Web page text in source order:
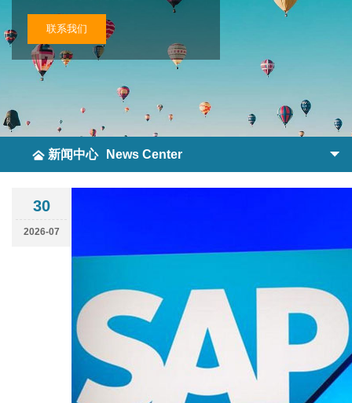
联系我们
新闻中心 News Center
30
2026-07